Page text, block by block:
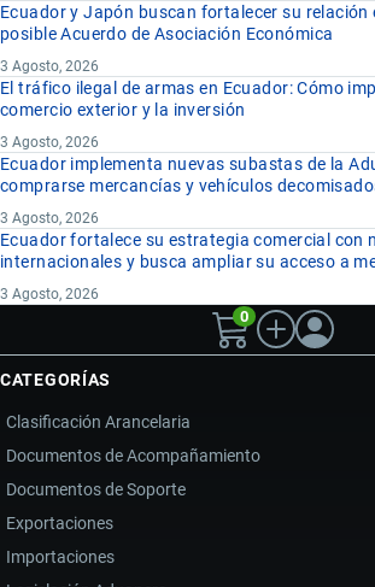
Ecuador y Japón buscan fortalecer su relación
posible Acuerdo de Asociación Económica
3 Agosto, 2026
El tráfico ilegal de armas en Ecuador: Cómo
comercio exterior y la inversión
3 Agosto, 2026
Ecuador implementa nuevas subastas de la
comprarse mercancías y vehículos
3 Agosto, 2026
Ecuador fortalece su estrategia comercial con
internacionales y busca ampliar su acceso a
3 Agosto, 2026
0
CATEGORÍAS
Clasificación Arancelaria
Documentos de Acompañamiento
Documentos de Soporte
Exportaciones
Importaciones